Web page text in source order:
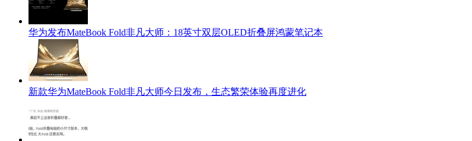
华为发布MateBook Fold非凡大师：18英寸双层OLED折叠屏鸿蒙笔记本
新款华为MateBook Fold非凡大师今日发布，生态繁荣体验再度进化